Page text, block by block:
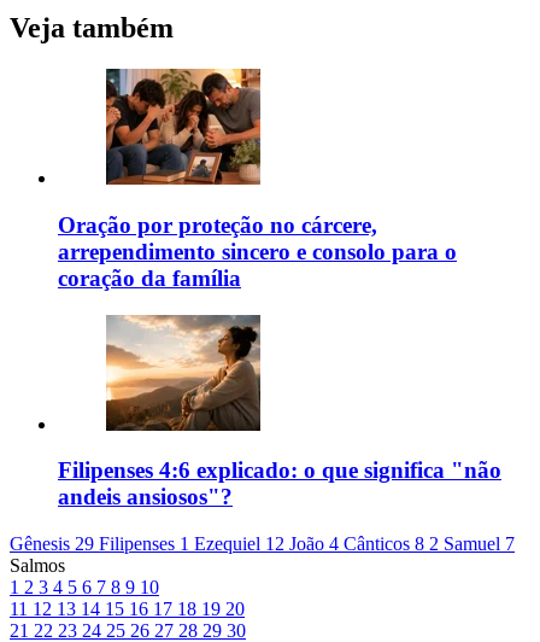
Veja também
Oração por proteção no cárcere,
arrependimento sincero e consolo para o
coração da família
Filipenses 4:6 explicado: o que significa "não
andeis ansiosos"?
Gênesis 29 Filipenses 1 Ezequiel 12 João 4 Cânticos 8 2 Samuel 7
Salmos
1 2 3 4 5 6 7 8 9 10
11 12 13 14 15 16 17 18 19 20
21 22 23 24 25 26 27 28 29 30